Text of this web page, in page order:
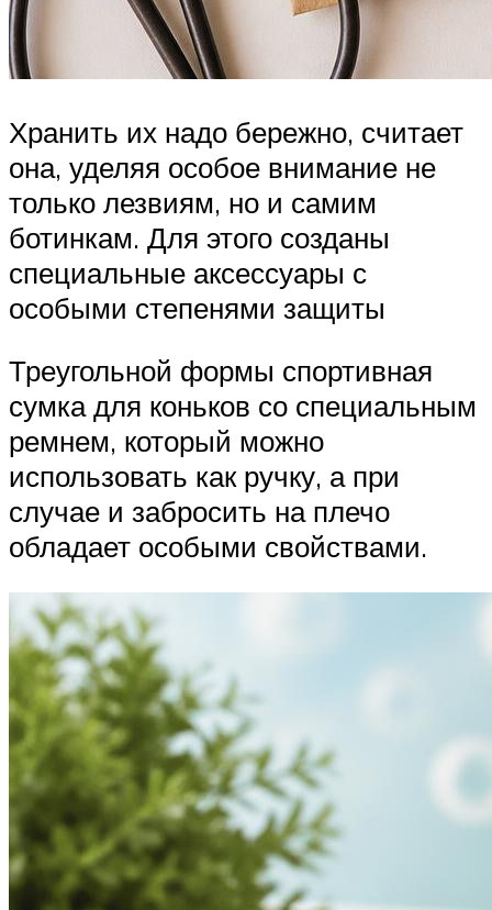
Хранить их надо бережно, считает
она, уделяя особое внимание не
только лезвиям, но и самим
ботинкам. Для этого созданы
специальные аксессуары с
особыми степенями защиты
Треугольной формы спортивная
сумка для коньков со специальным
ремнем, который можно
использовать как ручку, а при
случае и забросить на плечо
обладает особыми свойствами.